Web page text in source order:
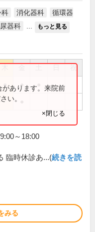
科 消化器科
循環器
器科 もっと見る
祝
● ●
あります。来院前
い。
×閉じる
～18:00
臨時休診あ...(続きを読
みる